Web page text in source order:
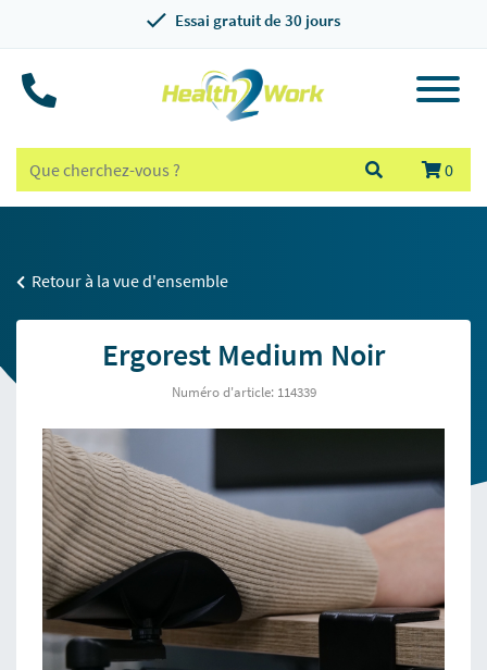
Essai gratuit de 30 jours
0
Retour à la vue d'ensemble
Ergorest Medium Noir
Numéro d'article: 114339